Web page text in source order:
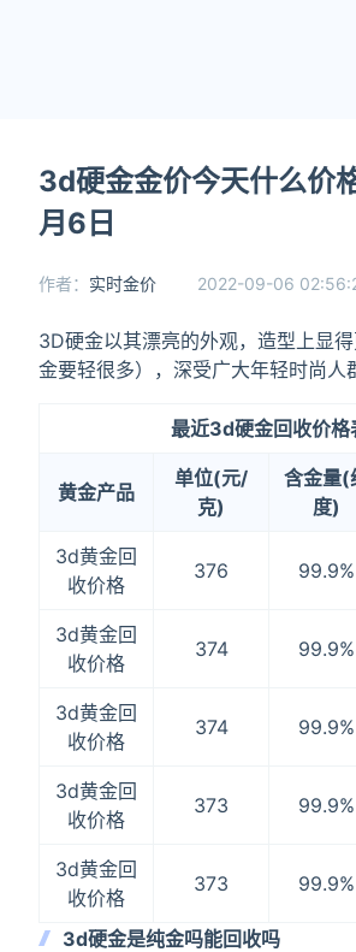
3d硬金金价今天什么价
月6日
作者： 实时金价 2022-09-06
3D硬金以其漂亮的外观，造型上显
金要轻很多），深受广大年轻时尚人
最近3d硬金回收价格
黄金产品
单位(元/
克)
含金量(
度)
3d黄金回
收价格
376 99.9%
3d黄金回
收价格
374 99.9%
3d黄金回
收价格
374 99.9%
3d黄金回
收价格
373 99.9%
3d黄金回
收价格
373 99.9%
3d硬金是纯金吗能回收吗